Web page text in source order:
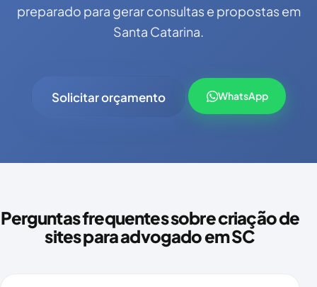
preparado para gerar consultas e propostas em
Santa Catarina.
Solicitar orçamento WhatsApp
Perguntas frequentes sobre criação de
sites para advogado em SC